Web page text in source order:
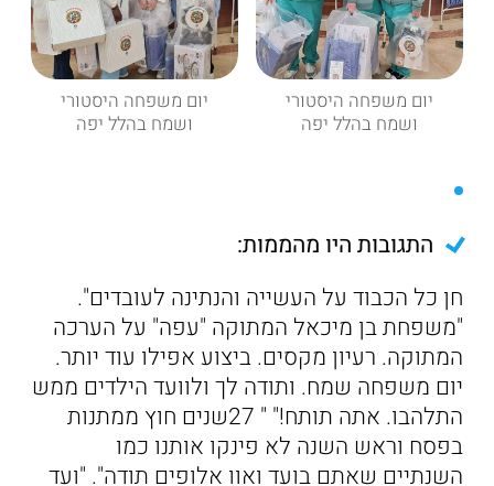
יום משפחה היסטורי
ושמח בהלל יפה
יום משפחה היסטורי
ושמח בהלל יפה
התגובות היו מהממות:
חן כל הכבוד על העשייה והנתינה לעובדים".
"משפחת בן מיכאל המתוקה "עפה" על הערכה
המתוקה. רעיון מקסים. ביצוע אפילו עוד יותר.
יום משפחה שמח. ותודה לך ולוועד הילדים ממש
התלהבו. אתה תותח!" " 27שנים חוץ ממתנות
בפסח וראש השנה לא פינקו אותנו כמו
השנתיים שאתם בועד ואוו אלופים תודה". "ועד